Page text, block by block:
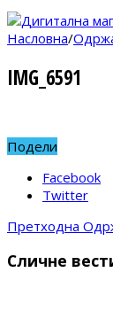
Насловна/
IMG_6591
Подели
Facebook
Twitter
Претходна
Сличне